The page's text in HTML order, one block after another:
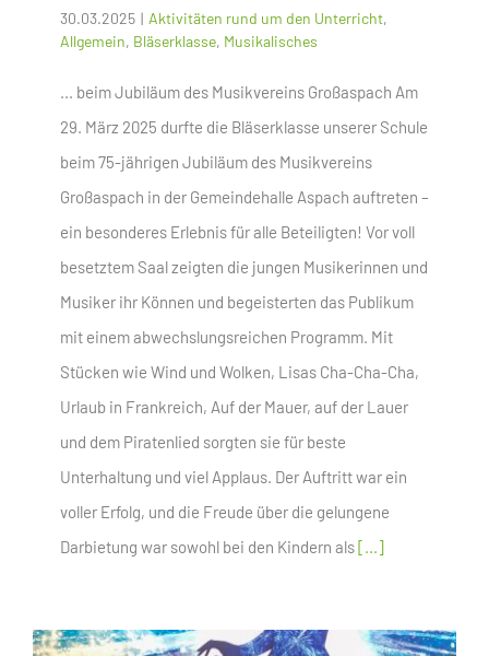
30.03.2025 | Aktivitäten rund um den Unterricht,
Allgemein, Bläserklasse, Musikalisches
... beim Jubiläum des Musikvereins Großaspach Am
29. März 2025 durfte die Bläserklasse unserer Schule
beim 75-jährigen Jubiläum des Musikvereins
Großaspach in der Gemeindehalle Aspach auftreten –
ein besonderes Erlebnis für alle Beteiligten! Vor voll
besetztem Saal zeigten die jungen Musikerinnen und
Musiker ihr Können und begeisterten das Publikum
mit einem abwechslungsreichen Programm. Mit
Stücken wie Wind und Wolken, Lisas Cha-Cha-Cha,
Urlaub in Frankreich, Auf der Mauer, auf der Lauer
und dem Piratenlied sorgten sie für beste
Unterhaltung und viel Applaus. Der Auftritt war ein
voller Erfolg, und die Freude über die gelungene
Darbietung war sowohl bei den Kindern als [...]